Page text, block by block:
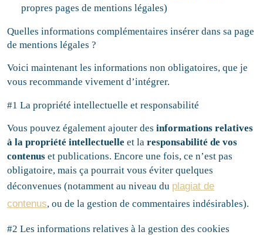
propres pages de mentions légales)
Quelles informations complémentaires insérer dans sa page
de mentions légales ?
Voici maintenant les informations non obligatoires, que je
vous recommande vivement d’intégrer.
#1 La propriété intellectuelle et responsabilité
Vous pouvez également ajouter desinformations relatives
à la propriété intellectuelle et laresponsabilité de vos
contenuset publications. Encore une fois, ce n’est pas
obligatoire, mais ça pourrait vous éviter quelques
déconvenues (notamment au niveau du plagiat de
contenus, ou de la gestion de commentaires indésirables).
#2 Les informations relatives à la gestion des cookies